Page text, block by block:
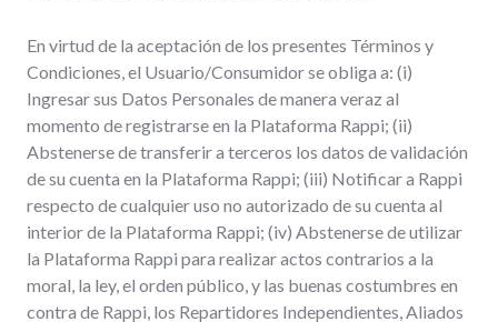
En virtud de la aceptación de los presentes Términos y
Condiciones, el Usuario/Consumidor se obliga a: (i)
Ingresar sus Datos Personales de manera veraz al
momento de registrarse en la Plataforma Rappi; (ii)
Abstenerse de transferir a terceros los datos de validación
de su cuenta en la Plataforma Rappi; (iii) Notificar a Rappi
respecto de cualquier uso no autorizado de su cuenta al
interior de la Plataforma Rappi; (iv) Abstenerse de utilizar
la Plataforma Rappi para realizar actos contrarios a la
moral, la ley, el orden público, y las buenas costumbres en
contra de Rappi, los Repartidores Independientes, Aliados